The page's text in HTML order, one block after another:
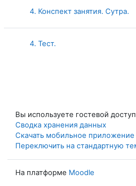
4. Конспект занятия. Сутра.
4. Тест.
Вы используете гостевой
Сводка хранения данных
Скачать мобильное приложение
Переключить на стандартную
На платформе Moodle